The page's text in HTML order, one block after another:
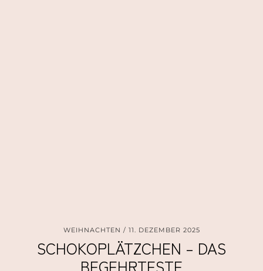
WEIHNACHTEN 11. DEZEMBER 2025
SCHOKOPLÄTZCHEN – DAS
BEGEHRTESTE